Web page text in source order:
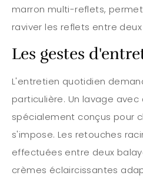
marron multi-reflets,
raviver les reflets entre
Les gestes
L'entretien quotidien
particulière. Un lavage avec
spécialement conçus pour
s'impose. Les retouches
effectuées entre deux
crèmes éclaircissantes